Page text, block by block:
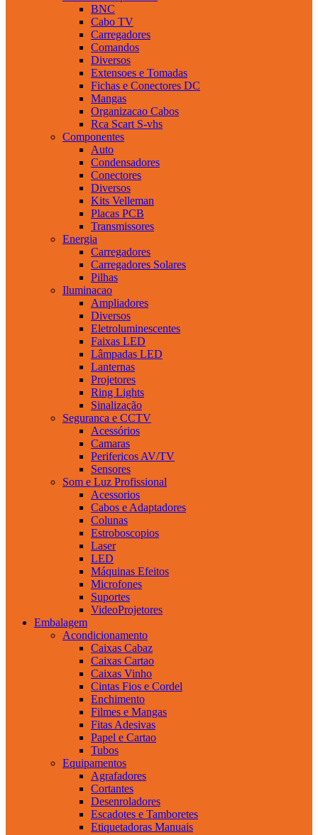
BNC
Cabo TV
Carregadores
Comandos
Diversos
Extensoes e Tomadas
Fichas e Conectores DC
Mangas
Organizacao Cabos
Rca Scart S-vhs
Componentes
Auto
Condensadores
Conectores
Diversos
Kits Velleman
Placas PCB
Transmissores
Energia
Carregadores
Carregadores Solares
Pilhas
Iluminacao
Ampliadores
Diversos
Eletroluminescentes
Faixas LED
Lâmpadas LED
Lanternas
Projetores
Ring Lights
Sinalização
Seguranca e CCTV
Acessórios
Camaras
Perifericos AV/TV
Sensores
Som e Luz Profissional
Acessorios
Cabos e Adaptadores
Colunas
Estroboscopios
Laser
LED
Máquinas Efeitos
Microfones
Suportes
VideoProjetores
Embalagem
Acondicionamento
Caixas Cabaz
Caixas Cartao
Caixas Vinho
Cintas Fios e Cordel
Enchimento
Filmes e Mangas
Fitas Adesivas
Papel e Cartao
Tubos
Equipamentos
Agrafadores
Cortantes
Desenroladores
Escadotes e Tamboretes
Etiquetadoras Manuais